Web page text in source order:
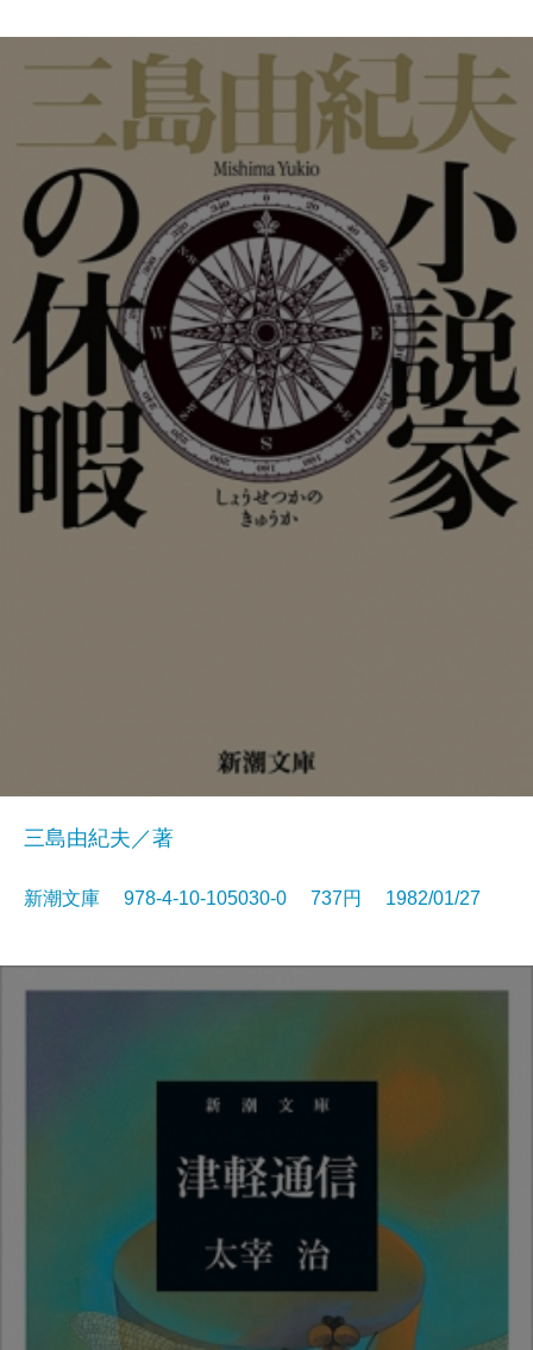
三島由紀夫／著
新潮文庫 978-4-10-105030-0 737円 1982/01/27